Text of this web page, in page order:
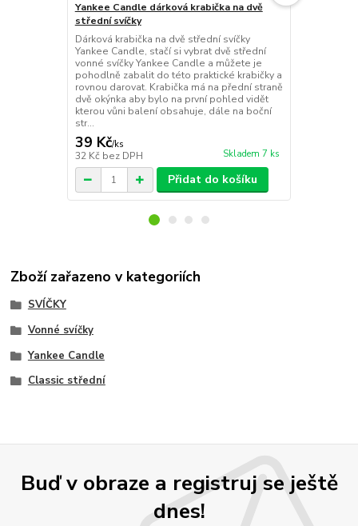
Yankee Candle dárková krabička na dvě
střední svíčky
Dárková krabička na dvě střední svíčky
Yankee Candle, stačí si vybrat dvě střední
vonné svíčky Yankee Candle a můžete je
pohodlně zabalit do této praktické krabičky a
rovnou darovat. Krabička má na přední straně
dvě okýnka aby bylo na první pohled vidět
kterou vůni balení obsahuje, dále na boční
str...
39 Kč/ks
32 Kč bez DPH Skladem 7 ks
Přidat do košíku
Zboží zařazeno v kategoriích
SVÍČKY
Vonné svíčky
Yankee Candle
Classic střední
Buď v obraze a registruj se ještě
dnes!